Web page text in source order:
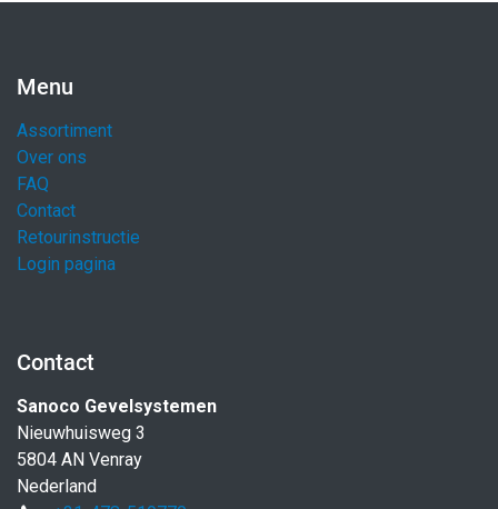
Menu
Assortiment
Over ons
FAQ
Contact
Retourinstructie
Login pagina
Contact
Sanoco Gevelsystemen
Nieuwhuisweg 3
5804 AN Venray
Nederland